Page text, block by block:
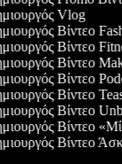
Vlog
Βίντεο
Βίντεο
Βίντεο
Βίντεο
Βίντεο
Βίντεο
Βίντεο
Βίντεο